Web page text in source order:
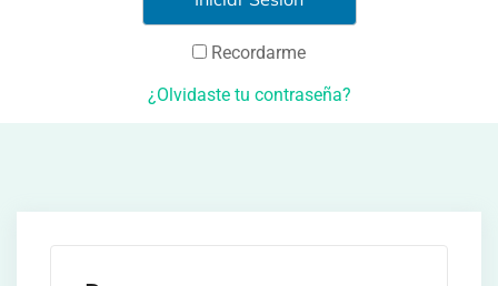
Recordarme
¿Olvidaste tu contraseña?